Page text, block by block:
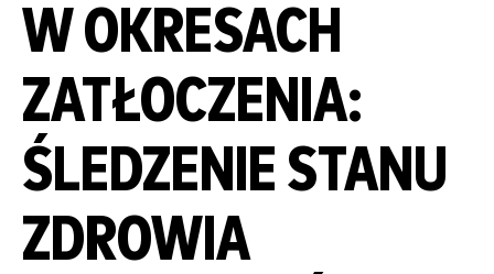
W OKRESACH
ZATŁOCZENIA:
ŚLEDZENIE STANU
ZDROWIA